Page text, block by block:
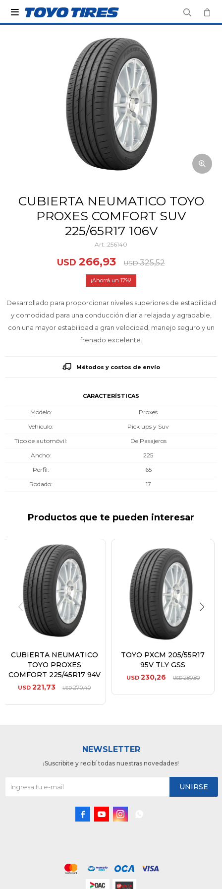

CUBIERTA NEUMATICO TOYO
PROXES COMFORT SUV
225/65R17 106V
256140
USD 266,93 USD 325,52
17
Desarrollado para proporcionar niveles superiores de estabilidad
y comodidad para una conducción diaria relajada y agradable,
con una mayor estabilidad a gran velocidad, manejo seguro y un
frenado excelente.
Métodos y costos de envío
CARACTERÍSTICAS
Modelo
Proxes
Vehículo
Pick ups y Suv
Tipo de automóvil
De Pasajeros
Ancho
225
Perfil
65
Rodado
17
Productos que te pueden interesar
CUBIERTA NEUMATICO
TOYO PROXES
COMFORT 225/45R17 94V
USD 221,73 USD270,40
TOYO PXCM 205/55R17
95V TLY GSS
USD 230,26 USD280,80
NEWSLETTER
¡Suscribite y recibí todas nuestras novedades!
UNIRSE
  